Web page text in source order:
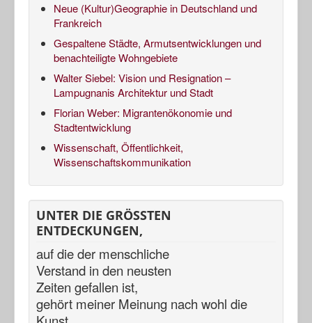
Neue (Kultur)Geographie in Deutschland und
Frankreich
Gespaltene Städte, Armutsentwicklungen und
benachteiligte Wohngebiete
Walter Siebel: Vision und Resignation –
Lampugnanis Architektur und Stadt
Florian Weber: Migrantenökonomie und
Stadtentwicklung
Wissenschaft, Öffentlichkeit,
Wissenschaftskommunikation
UNTER DIE GRÖSSTEN
ENTDECKUNGEN,
auf die der menschliche
Verstand in den neusten
Zeiten gefallen ist,
gehört meiner Meinung nach wohl die